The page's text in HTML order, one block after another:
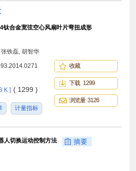
钛合金宽弦空心风扇叶片弯扭成形
铁磊, 胡智华
K ] ( 1299 )
计量指标
收藏
下载 1299
浏览量 3126
人切换运动控制方法 摘要